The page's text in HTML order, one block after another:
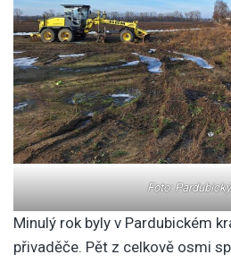
Foto:
Minulý rok byly v Pardubickém
přivaděče. Pět z celkově osmi